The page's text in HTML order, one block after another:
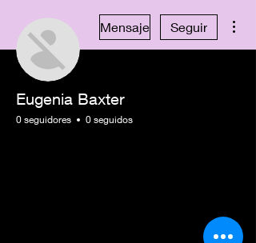
Mensaje Seguir
Eugenia Baxter
0 seguidores 0 seguidos